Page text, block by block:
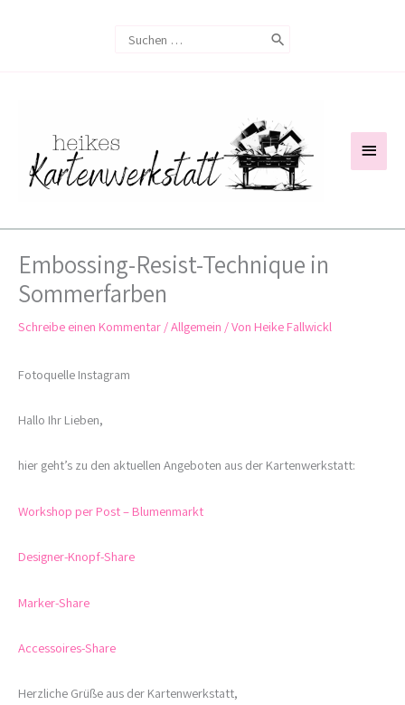
Search
Embossing-Resist-Technique in
Sommerfarben
Schreibe einen Kommentar /Allgemein / Von Heike Fallwickl
Fotoquelle Instagram
Hallo Ihr Lieben,
hier geht’s zu den aktuellen Angeboten aus der Kartenwerkstatt:
Workshop per Post – Blumenmarkt
Designer-Knopf-Share
Marker-Share
Accessoires-Share
Herzliche Grüße aus der Kartenwerkstatt,